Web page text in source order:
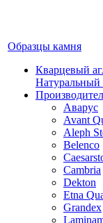
Образцы камня
Кварцевый
Натуральный
Аварус
Avant
Aleph
Belenco
Cambria
Dekton
Etna
Grandex